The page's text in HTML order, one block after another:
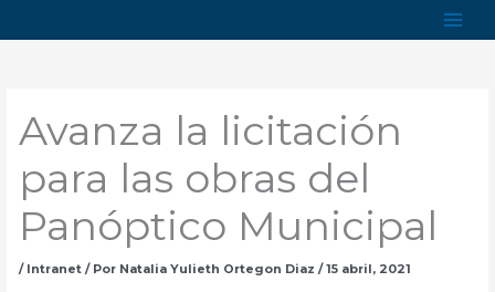
Avanza la licitación
para las obras del
Panóptico Municipal
/ Intranet/ Por Natalia Yulieth Ortegon Diaz /15 abril, 2021